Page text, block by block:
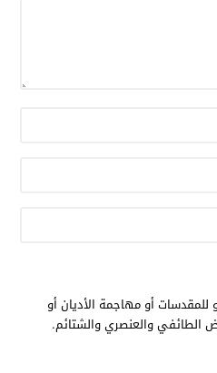
للمقدسات أو مهاجمة الأديان أو
الطائفي والعنصري والشتائم.